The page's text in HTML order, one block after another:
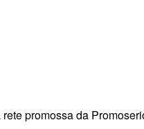
promossa da